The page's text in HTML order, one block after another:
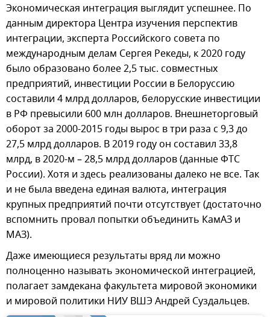
Экономическая интеграция выглядит успешнее. По
данным директора Центра изучения перспектив
интеграции, эксперта Российского совета по
международным делам Сергея Рекеды, к 2020 году
было образовано более 2,5 тыс. совместных
предприятий, инвестиции России в Белоруссию
составили 4 млрд долларов, белорусские инвестиции
в РФ превысили 600 млн долларов. Внешнеторговый
оборот за 2000-2015 годы вырос в три раза с 9,3 до
27,5 млрд долларов. В 2019 году он составил 33,8
млрд, в 2020-м – 28,5 млрд долларов (данные ФТС
России). Хотя и здесь реализованы далеко не все. Так
и не была введена единая валюта, интеграция
крупных предприятий почти отсутствует (достаточно
вспомнить провал попытки объединить КамАЗ и
МАЗ).
Даже имеющиеся результаты вряд ли можно
полноценно называть экономической интеграцией,
полагает замдекана факультета мировой экономики
и мировой политики НИУ ВШЭ Андрей Суздальцев.